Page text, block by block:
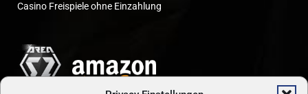
Casino Freispiele ohne Einzahlung